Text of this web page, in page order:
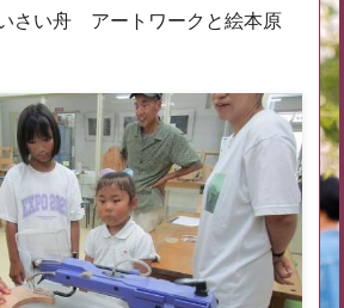
さい舟 アートワークと絵本原